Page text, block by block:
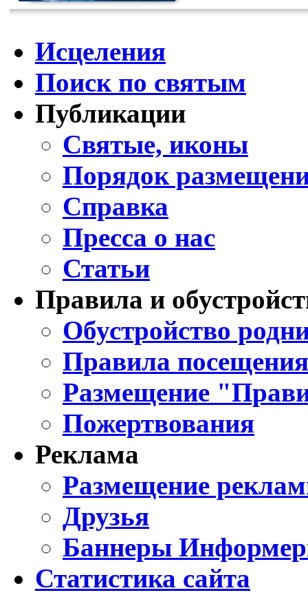
Исцеления
Поиск по святым
Публикации
Святые, иконы
Порядок
Справка
Пресса о нас
Статьи
Правила и
Обустройство
Правила
Размещение
Пожертвования
Реклама
Размещение
Друзья
Баннеры
Статистика сайта